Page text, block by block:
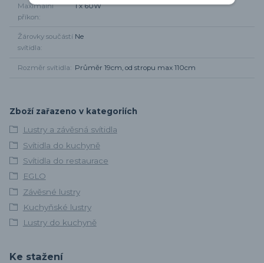
Maximální
příkon
1 x 60W
Žárovky součástí
svítidla
Ne
Rozměr svítidla Průměr 19cm, od stropu max 110cm
Zboží zařazeno v kategoriích
Lustry a závěsná svítidla
Svítidla do kuchyně
Svítidla do restaurace
EGLO
Závěsné lustry
Kuchyňské lustry
Lustry do kuchyně
Ke stažení